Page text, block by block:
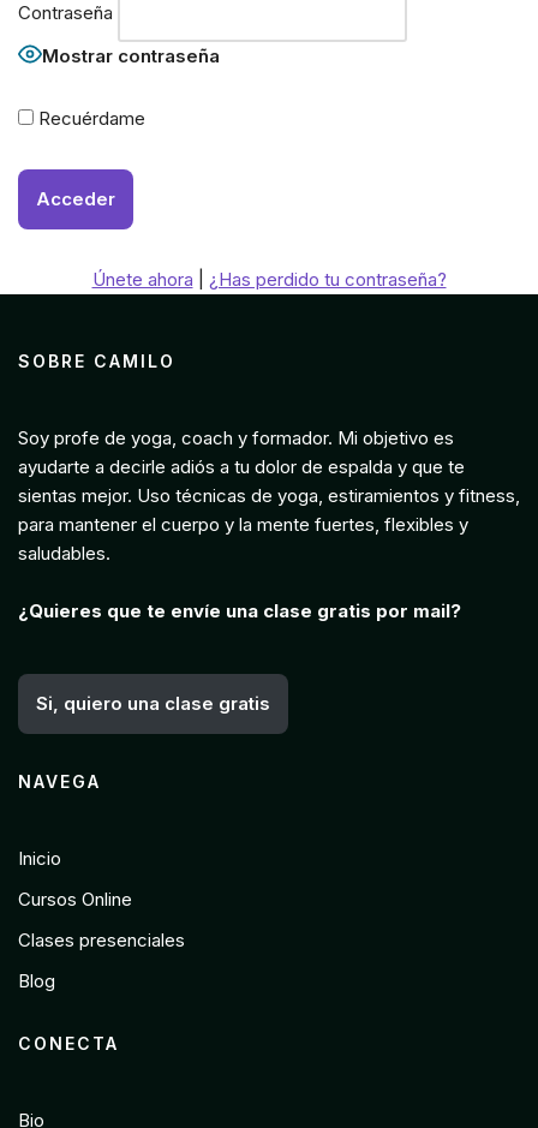
Contraseña
Mostrar contraseña
Recuérdame
Únete ahora ¿Has perdido tu contraseña?
SOBRE CAMILO
Soy profe de yoga, coach y formador. Mi objetivo es
ayudarte a decirle adiós a tu dolor de espalda y que te
sientas mejor. Uso técnicas de yoga, estiramientos y fitness,
para mantener el cuerpo y la mente fuertes, flexibles y
saludables.
¿Quieres que te envíe una clase gratis por mail?
Si, quiero una clase gratis
NAVEGA
Inicio
Cursos Online
Clases presenciales
Blog
CONECTA
Bio